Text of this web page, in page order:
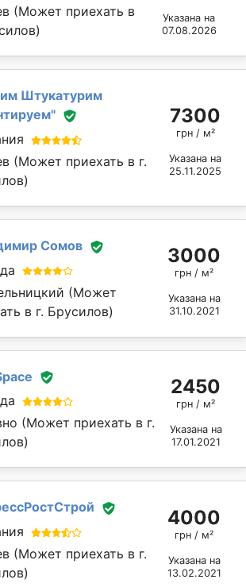
(Может приехать в
Указана на
07.08.2026
Штукатурим
(Может приехать в г.
7300
грн / м²
Указана на
25.11.2025
Сомов
(Может
в г. Брусилов)
3000
грн / м²
Указана на
31.10.2021
(Может приехать в г.
2450
грн / м²
Указана на
17.01.2021
(Может приехать в г.
4000
грн / м²
Указана на
13.02.2021